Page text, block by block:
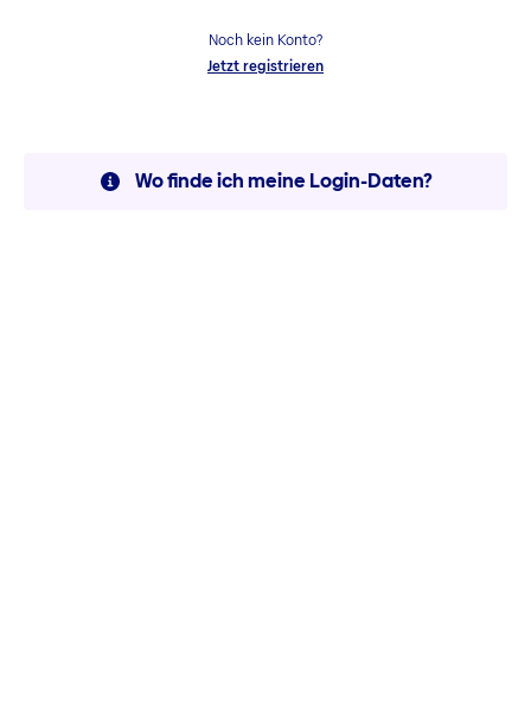
Noch kein Konto?
Jetzt registrieren
Wo finde ich meine Login-Daten?